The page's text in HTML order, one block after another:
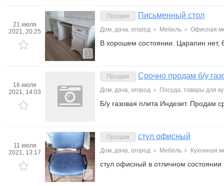
21 июля
2021, 20:25
3
Продам Письменный стол
Дом, дача, огород » Мебель » Офисная
В хорошем состоянии. Царапин нет,
16 июля
2021, 14:03
Продам Срочно продам б/у
Дом, дача, огород » Посуда, товары для
Б/у газовая плита Индезит. Продам
11 июля
2021, 13:17
1
Продам стул офисный
Дом, дача, огород » Мебель » Кухонная
стул офисный в отличном состоянии